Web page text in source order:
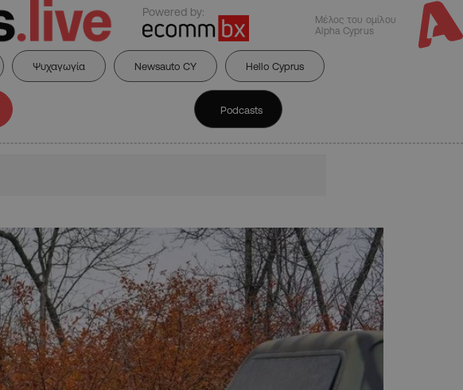
Powered by:
Μέλος του ομίλου
Alpha Cyprus
Ψυχαγωγία Newsauto CY Hello Cyprus
Podcasts